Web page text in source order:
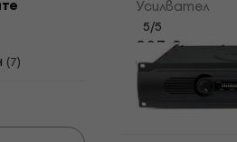
(7)
Усилвател
5/5
207 €
В наличност